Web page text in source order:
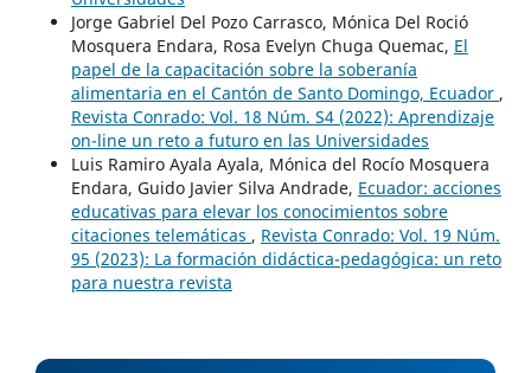
Jorge Gabriel Del Pozo Carrasco, Mónica Del Roció
Mosquera Endara, Rosa Evelyn Chuga Quemac, El
papel de la capacitación sobre la soberanía
alimentaria en el Cantón de Santo Domingo, Ecuador ,
Revista Conrado: Vol. 18 Núm. S4 (2022): Aprendizaje
on-line un reto a futuro en las Universidades
Luis Ramiro Ayala Ayala, Mónica del Rocío Mosquera
Endara, Guido Javier Silva Andrade, Ecuador: acciones
educativas para elevar los conocimientos sobre
citaciones telemáticas , Revista Conrado: Vol. 19 Núm.
95 (2023): La formación didáctica-pedagógica: un reto
para nuestra revista